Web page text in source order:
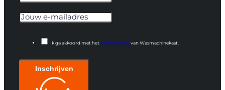
Ik ga akkoord met het privacybeleidvan Wasmachinekast.
Inschrijven